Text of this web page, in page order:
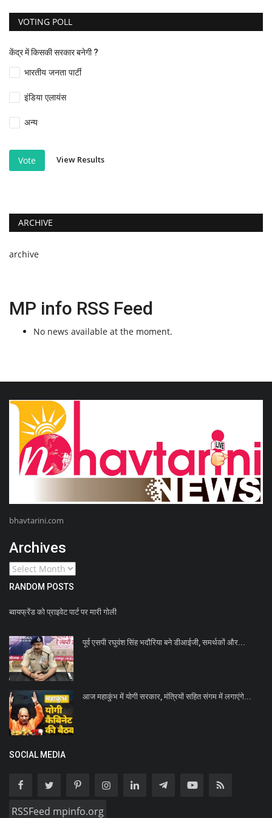
VOTING POLL
केंद्र में किसकी सरकार बनेगी ?
भारतीय जनता पार्टी
इंडिया एलायंस
अन्य
Vote View Results
ARCHIVE
archive
MP info RSS Feed
No news available at the moment.
bhavtarini.com
Archives
RANDOM POSTS
ब्वायफ्रेंड को प्राइवेट पार्ट पर मारी गोली
पूर्व एसपी रघुवंश सिंह भदौरिया बने डीआईजी, समर्थकों और...
आज महाकुंभ में योगी सरकार, मंत्रियों सहित संगम में लगाएंगे...
SOCIAL MEDIA
RSSFeed mpinfo.org